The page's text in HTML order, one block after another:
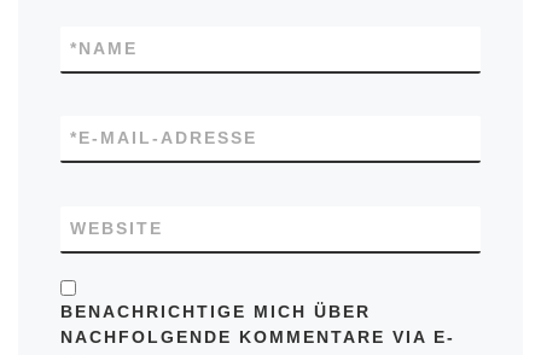
NAME
*
E-MAIL-ADRESSE
*
WEBSITE
BENACHRICHTIGE MICH ÜBER
NACHFOLGENDE KOMMENTARE VIA E-